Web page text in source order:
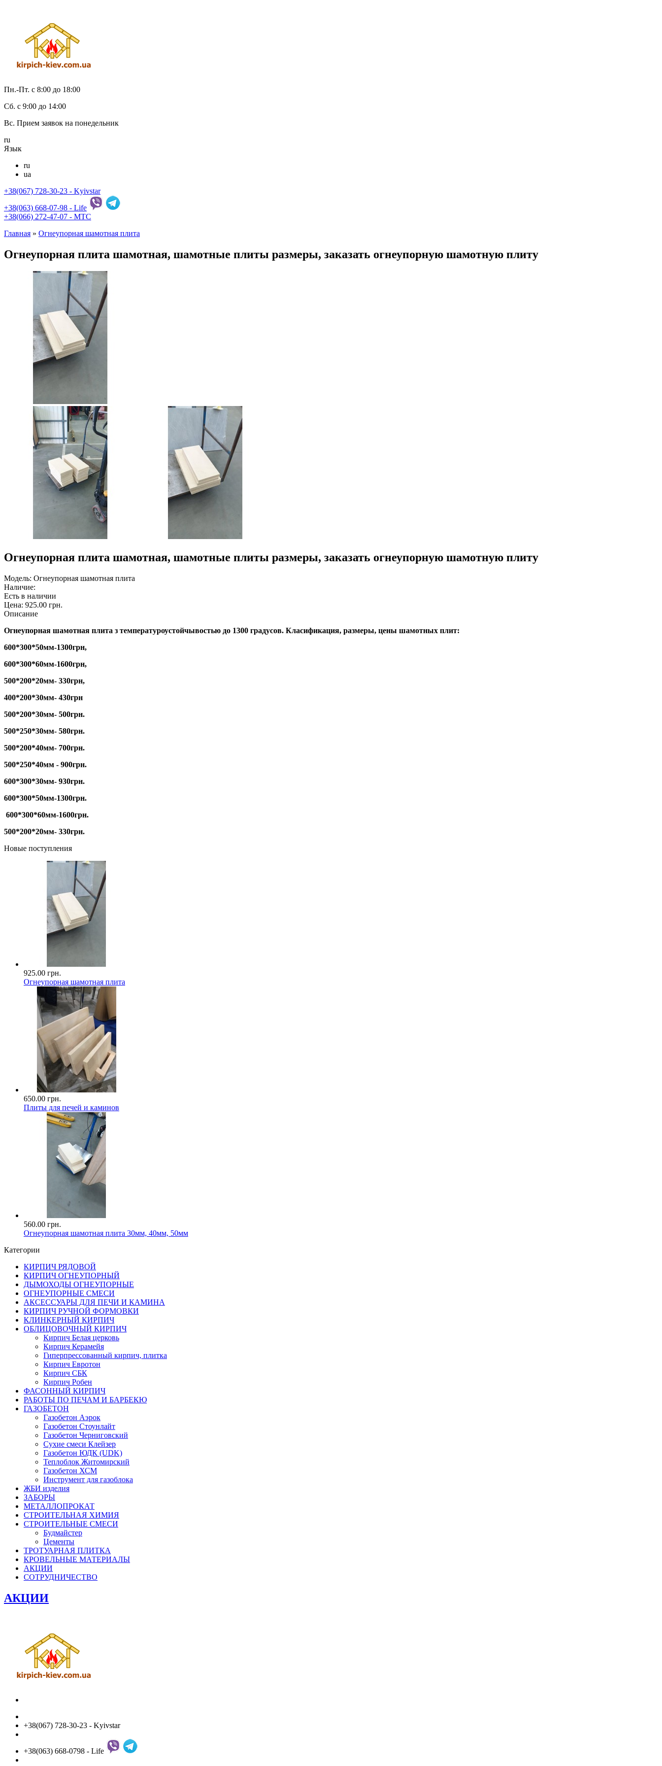
Пн.-Пт. с 8:00 до 18:00
Cб. с 9:00 до 14:00
Вс. Прием заявок на понедельник
ru
Язык
ru
ua
+38(067) 728-30-23 - Kyivstar
+38(063) 668-07-98 - Life
+38(066) 272-47-07 - МТС
Главная » Огнеупорная шамотная плита
Огнеупорная плита шамотная, шамотные плиты размеры, заказать огнеупорную шамотную плиту
Огнеупорная плита шамотная, шамотные плиты размеры, заказать огнеупорную шамотную плиту
Модель: Огнеупорная шамотная плита
Наличие:
Есть в наличии
Цена: 925.00 грн.
Описание
Огнеупорная шамотная плита з температуроустойчывостью до 1300 градусов. Класификация, размеры, цены шамотных плит:
600*300*50мм-1300грн,
600*300*60мм-1600грн,
500*200*20мм- 330грн,
400*200*30мм- 430грн
500*200*30мм- 500грн.
500*250*30мм- 580грн.
500*200*40мм- 700грн.
500*250*40мм - 900грн.
600*300*30мм- 930грн.
600*300*50мм-1300грн.
600*300*60мм-1600грн.
500*200*20мм- 330грн.
Новые поступления
925.00 грн.
Огнеупорная шамотная плита
650.00 грн.
Плиты для печей и каминов
560.00 грн.
Огнеупорная шамотная плита 30мм, 40мм, 50мм
Категории
КИРПИЧ РЯДОВОЙ
КИРПИЧ ОГНЕУПОРНЫЙ
ДЫМОХОДЫ ОГНЕУПОРНЫЕ
ОГНЕУПОРНЫЕ СМЕСИ
АКСЕССУАРЫ ДЛЯ ПЕЧИ И КАМИНА
КИРПИЧ РУЧНОЙ ФОРМОВКИ
КЛИНКЕРНЫЙ КИРПИЧ
ОБЛИЦОВОЧНЫЙ КИРПИЧ
Кирпич Белая церковь
Кирпич Керамейя
Гиперпрессованный кирпич, плитка
Кирпич Евротон
Кирпич СБК
Кирпич Робен
ФАСОННЫЙ КИРПИЧ
РАБОТЫ ПО ПЕЧАМ И БАРБЕКЮ
ГАЗОБЕТОН
Газобетон Аэрок
Газобетон Стоунлайт
Газобетон Черниговский
Сухие смеси Клейзер
Газобетон ЮДК (UDK)
Теплоблок Житомирcкий
Газобетон ХСМ
Инструмент для газоблока
ЖБИ изделия
ЗАБОРЫ
МЕТАЛЛОПРОКАТ
СТРОИТЕЛЬНАЯ ХИМИЯ
СТРОИТЕЛЬНЫЕ СМЕСИ
Будмайстер
Цементы
ТРОТУАРНАЯ ПЛИТКА
КРОВЕЛЬНЫЕ МАТЕРИАЛЫ
АКЦИИ
СОТРУДНИЧЕСТВО
АКЦИИ
+38(067) 728-30-23 - Kyivstar
+38(063) 668-0798 - Life